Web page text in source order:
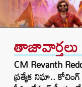
తాజావార్తలు
CM Revanth
ప్రత్యేక నిఘా..